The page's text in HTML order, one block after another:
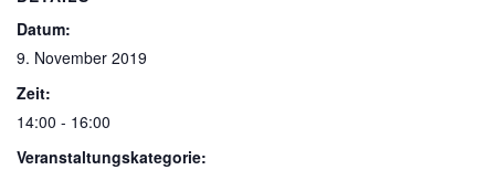
Datum:
9. November 2019
Zeit:
14:00 - 16:00
Veranstaltungskategorie: